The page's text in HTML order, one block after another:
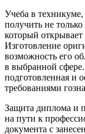
Учеба в техникуме,
получить не
который
Изготовление
возможность его
в выбранной
подготовленная и
требованиями
Защита диплома и
на пути к
документа с